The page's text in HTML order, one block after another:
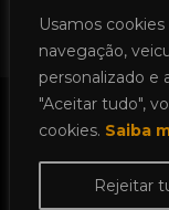
Usamos
navegação,
personalizado e
"Aceitar tudo",
cookies. Saiba
Rejeitar
Todos
Allure